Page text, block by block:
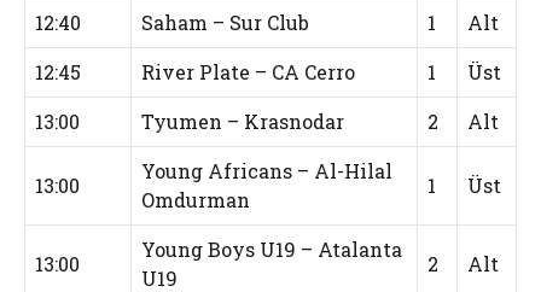
12:40
Saham – Sur Club 1
Alt
12:45
River Plate – CA Cerro 1
Üst
13:00
Tyumen – Krasnodar 2 Alt
13:00
Young Africans – Al-Hilal
Omdurman
1 Üst
13:00
Young Boys U19 – Atalanta
U19
2 Alt